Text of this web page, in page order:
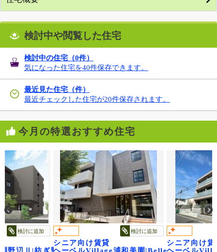
検討中や閲覧した住宅
検討中の住宅（0件）
気になった住宅を40件保存できます。
最近見た住宅（件）
最近チェックした住宅が20件保存されます。
今月の特選おすすめ住宅
～
検討に追加
野辺Ⅱ|紡ぎ野
検討に追加
シニア向け賃貸
ヘーベルVillage浦和美園|Belle Floraison
シニア向け賃
ヘーベル